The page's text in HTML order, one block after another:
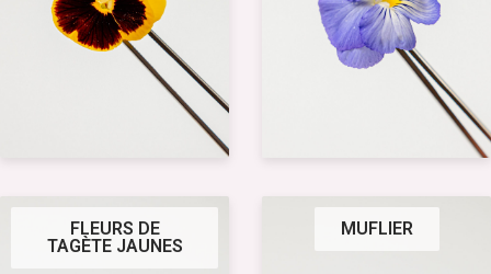
FLEURS DE
TAGÈTE JAUNES
MUFLIER